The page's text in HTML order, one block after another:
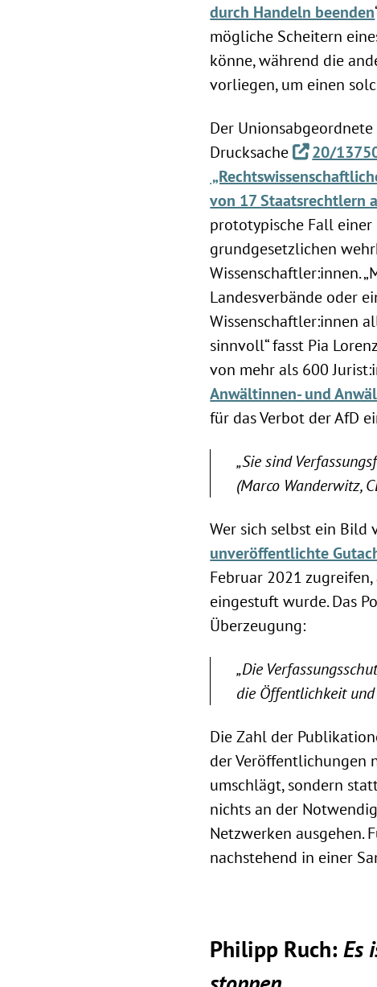
durch Handeln beenden
mögliche Scheitern
könne, während die
vorliegen, um einen
Der
Drucksache
20/
von 17 Staatsrechtlern
prototypische Fall einer
grundgesetzlichen
Wissenschaftler:innen.
Landesverbände oder
Wissenschaftler:innen
sinnvoll“ fasst Pia
von mehr als 600
Anwältinnen- und
für das Verbot der AfD
„Sie sind
(Marco Wanderwitz,
Wer sich selbst ein Bild
unveröffentlichte
Februar 2021
eingestuft wurde. Das
Überzeugung:
„Die
die Öffentlichkeit
Die Zahl der
der Veröffentlichungen
umschlägt, sondern
nichts an der
Netzwerken ausgehen.
nachstehend in einer
Philipp Ruch:Es